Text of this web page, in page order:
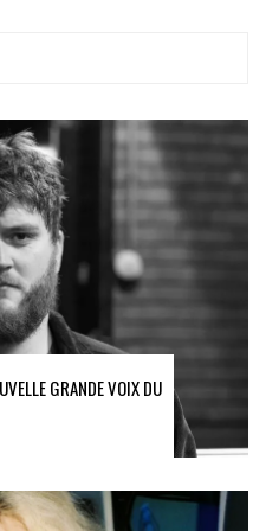
GRANDE VOIX DU